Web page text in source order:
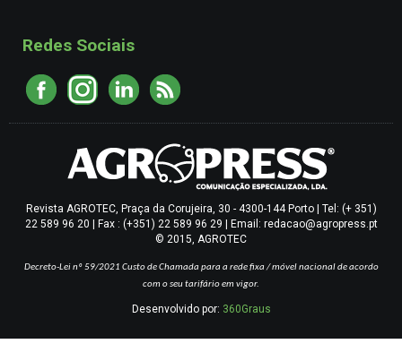
Redes Sociais
Revista AGROTEC, Praça da Corujeira, 30 - 4300-144 Porto | Tel: (+ 351)
22 589 96 20 | Fax : (+351) 22 589 96 29 | Email: redacao@agropress.pt
© 2015, AGROTEC
Decreto-Lei nº 59/2021 Custo de Chamada para a rede fixa / móvel nacional de acordo
com o seu tarifário em vigor.
Desenvolvido por: 360Graus